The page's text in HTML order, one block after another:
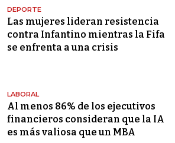
DEPORTE
Las mujeres lideran resistencia
contra Infantino mientras la Fifa
se enfrenta a una crisis
LABORAL
Al menos 86% de los ejecutivos
financieros consideran que la IA
es más valiosa que un MBA